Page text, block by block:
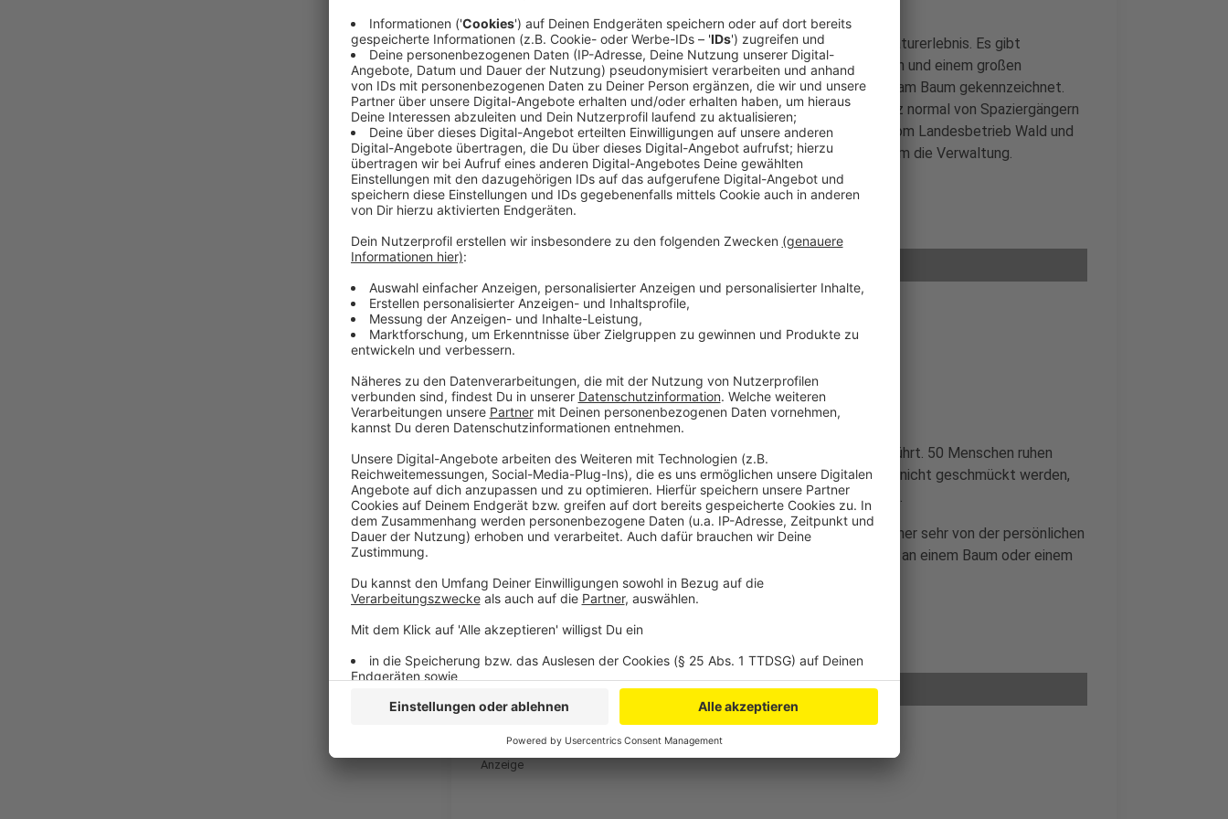
Der Fokus im FridWald liegt dabei lsehr auf dem Wald und dem Naturerlebnis. Es gibt
Spazierwege durch den Wald und eine Andachtsstätte mit Bänken und einem großen
Holzkreuz. Die Grabstätten selbst werden nur mit einer Plakette am Baum gekennzeichnet.
Der Euskirchener FriedWald ist 82 Hektar groß und kann auch ganz normal von Spaziergängern
genutzt werden. Träger ist die Stadt Euskirchen, das Areal wird vom Landesbetrieb Wald und
Holz zur Verfügung gestellt. Die FriedWald GmbH kümmert sich um die Verwaltung.
Anzeige
Schon seit Dezember Beerdigungen im FriedWald
Anzeige
Seit Mitte Dezember wurden aber schon Beerdigungen durchgeführt. 50 Menschen ruhen
schon im Waldstück in der Nähe der Hardtburg. Die Gräber durfen nicht geschmückt werden,
sondern werden nur von einer schlichten Baumplakette angezeigt.
Die Kosten für einen Platz im FriedWald hängen laut einem Sprecher sehr von der persönlichen
Auswahl ab: es gibt beispielsweise die Wahl zwischen einen Platz an einem Baum oder einem
eigenem Baum im Wald.
"Partnerbaum" im FriedWald
Anzeige